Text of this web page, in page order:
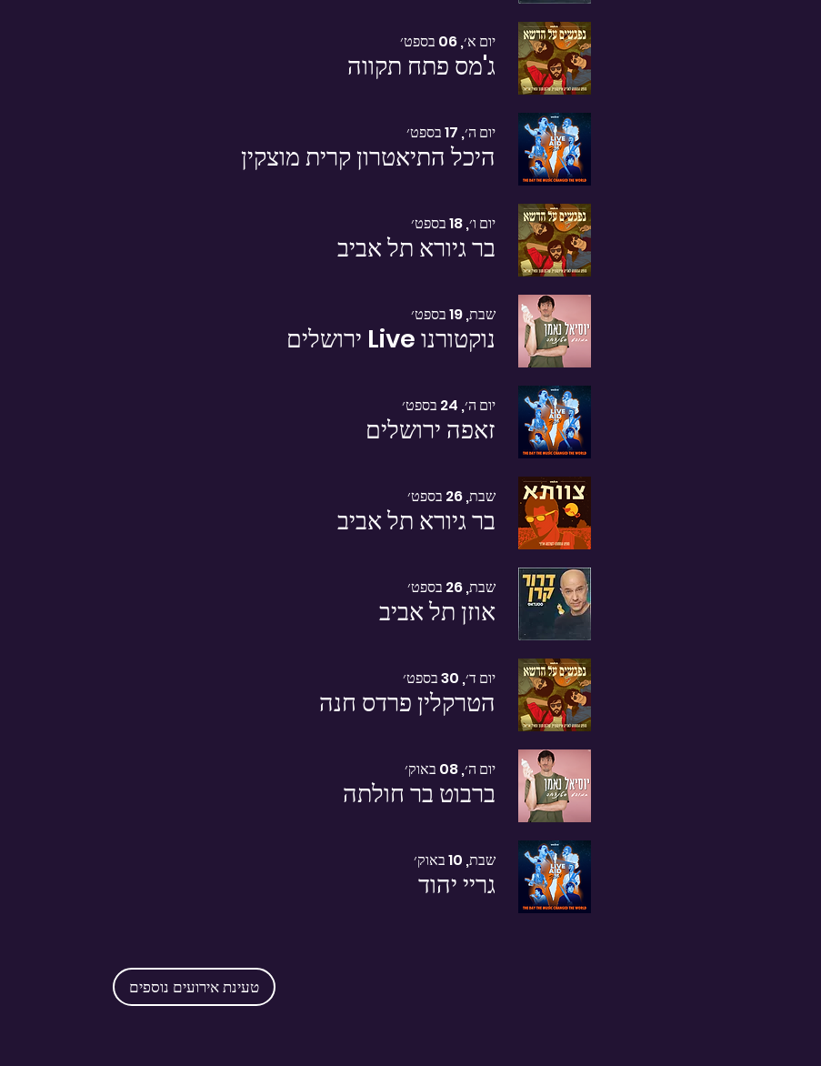
יום א׳, 06 בספט׳
ג'מס פתח תקווה
יום ה׳, 17 בספט׳
היכל התיאטרון קרית מוצקין
יום ו׳, 18 בספט׳
בר גיורא תל אביב
שבת, 19 בספט׳
נוקטורנו Live ירושלים
יום ה׳, 24 בספט׳
זאפה ירושלים
שבת, 26 בספט׳
בר גיורא תל אביב
שבת, 26 בספט׳
אוזן תל אביב
יום ד׳, 30 בספט׳
הטרקלין פרדס חנה
יום ה׳, 08 באוק׳
ברבוט בר חולתה
שבת, 10 באוק׳
גריי יהוד
טעינת אירועים נוספים